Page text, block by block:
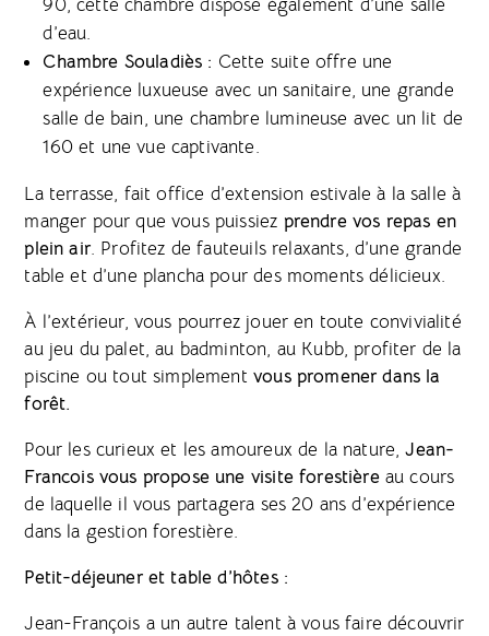
90, cette chambre dispose également d’une salle
d’eau.
Chambre Souladiès : Cette suite offre une
expérience luxueuse avec un sanitaire, une grande
salle de bain, une chambre lumineuse avec un lit de
160 et une vue captivante.
La terrasse, fait office d’extension estivale à la salle à
manger pour que vous puissiez prendre vos repas en
plein air. Profitez de fauteuils relaxants, d’une grande
table et d’une plancha pour des moments délicieux.
À l’extérieur, vous pourrez jouer en toute convivialité
au jeu du palet, au badminton, au Kubb, profiter de la
piscine ou tout simplement vous promener dans la
forêt.
Pour les curieux et les amoureux de la nature,Jean-
Francois vous propose une visite forestièreau cours
de laquelle il vous partagera ses 20 ans d’expérience
dans la gestion forestière.
Petit-déjeuner et table d’hôtes :
Jean-François a un autre talent à vous faire découvrir